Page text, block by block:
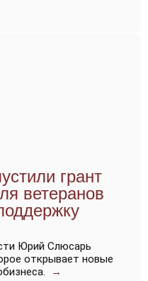
грант
ветеранов
Юрий Слюсарь
открывает новые
→